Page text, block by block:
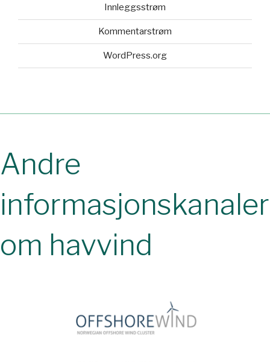
Innleggsstrøm
Kommentarstrøm
WordPress.org
Andre
informasjonskanaler
om havvind